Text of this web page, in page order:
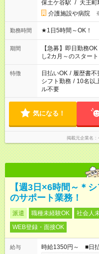
保土ケ谷駅 / 天王町
介護施設や病院
勤務時間 ★1日5時間～OK！
期間
【急募】即日勤務
し2カ月～のスタート
特徴 日払いOK / 履歴書不
シフト勤務 / 10名以
ル不要
気になる！
掲載元企業名
【週3日×6時間～＊
のサポート業務！
派遣 職種未経験OK 社会人
WEB登録・面接OK
給与
時給1350円～ ■日